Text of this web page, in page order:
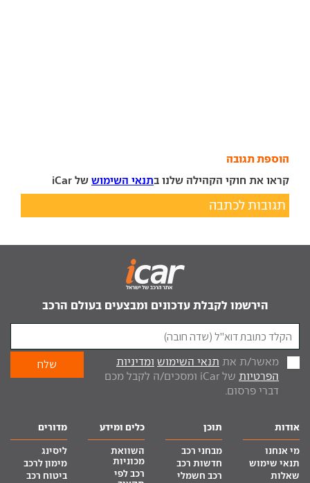
הוספת תגובה
קראו את חוקי הקהילה שלנו בתנאי השימוש של iCar
תגובות לכתבה
הירשמו לקבלת עדכונים ומבצעים בעולם הרכב
מאשר/ת את תנאי השימוש ומדיניות
הפרטיות
של iCar ומסכים/ה לקבל מכם
דברי פרסום.
אודות
מי אנחנו
תנאי שימוש
שאלות
תוכן
מבחני רכב
חדשות רכב
רכב חשמלי
כלים ומידע
השוואת
מכוניות
רכב לפי
מדורים
ליסינג
מימון לרכב
ביטוח רכב